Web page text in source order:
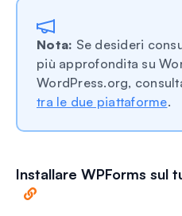
Nota: Se desideri
più approfondita su
WordPress.org,
tra le due piattaforme.
Installare WPForms sul